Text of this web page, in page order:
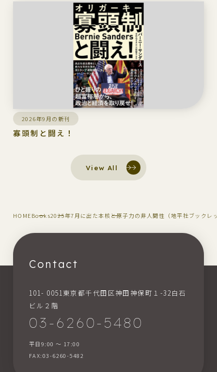
2026年9月の新刊
寡頭制と闘え！
View All
HOMEBooks2025年7月に出た本核と原子力の非人間性（地平社ブックレ
Contact
101- 0051東京都千代田区神田神保町１-32白石
ビル２階
03-6260-5480
平日9:00 〜 17:00
FAX:03-6260-5482